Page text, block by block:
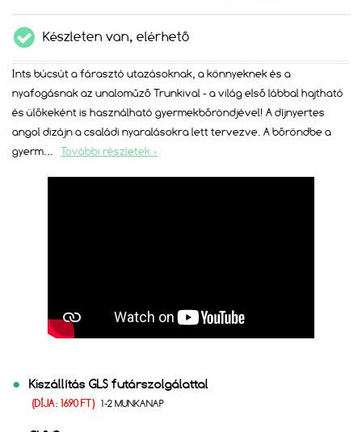
Készleten van, elérhető
Ints búcsút a fárasztó utazásoknak, a könnyeknek és a
nyafogásnak az unaloműző Trunkival - a világ első lábbal hajtható
és ülőkeként is használható gyermekbőröndjével! A díjnyertes
angol dizájn a családi nyaralásokra lett tervezve. A bőröndbe a
gyerm
További részletek »
Kiszállítás GLS futárszolgálattal
(DÍJA: 1690 FT) 1-2 MUNKANAP